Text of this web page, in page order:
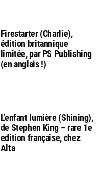
Firestarter (Charlie),
édition britannique
limitée, par PS Publishing
(en anglais !)
L’enfant lumière (Shining),
de Stephen King – rare 1e
edition française, chez
Alta